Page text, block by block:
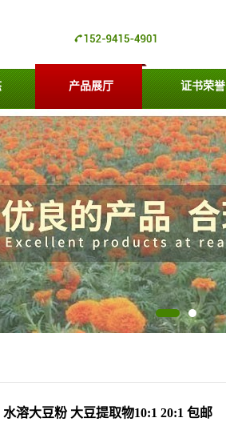
产品展厅 证书荣誉
水溶大豆粉 大豆提取物10:1 20:1 包邮